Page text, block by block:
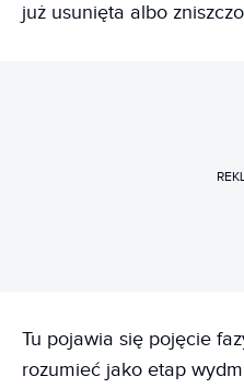
już usunięta albo
Tu pojawia się pojęcie
rozumieć jako etap